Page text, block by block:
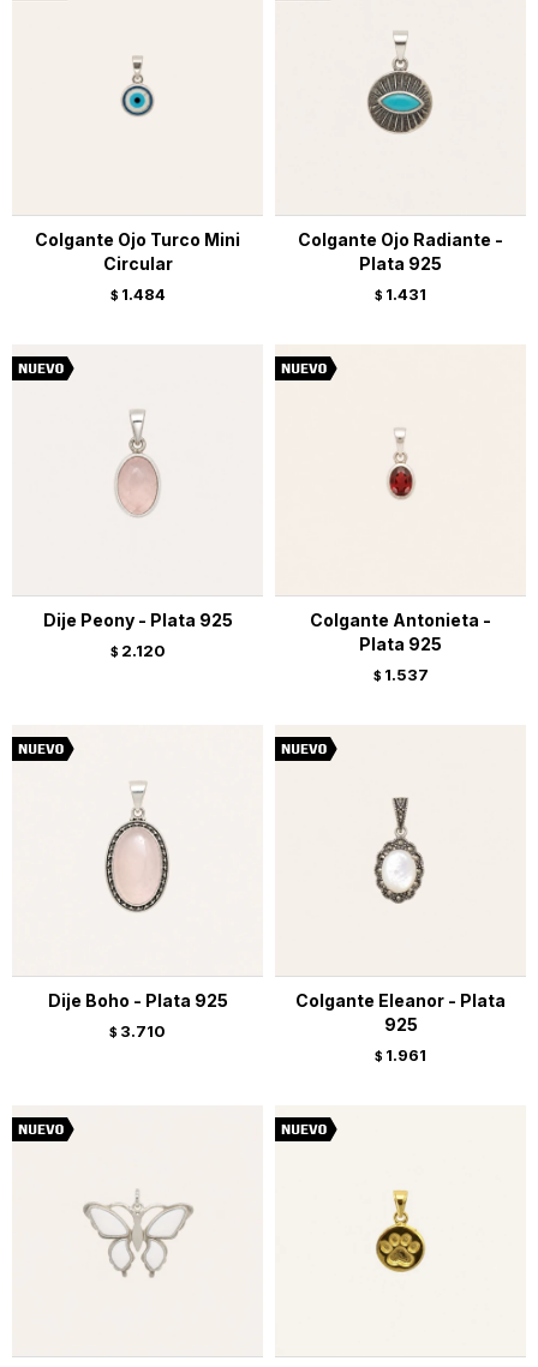
Colgante Ojo Turco Mini
Circular
$ 1.484
Colgante Ojo Radiante -
Plata 925
$ 1.431
Dije Peony - Plata 925
$ 2.120
Colgante Antonieta -
Plata 925
$ 1.537
Dije Boho - Plata 925
$ 3.710
Colgante Eleanor - Plata
925
$ 1.961